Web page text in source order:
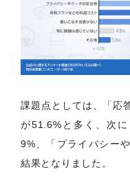
課題点としては、「応
が51.6%と多く、次
9%、「プライバシー
結果となりました。